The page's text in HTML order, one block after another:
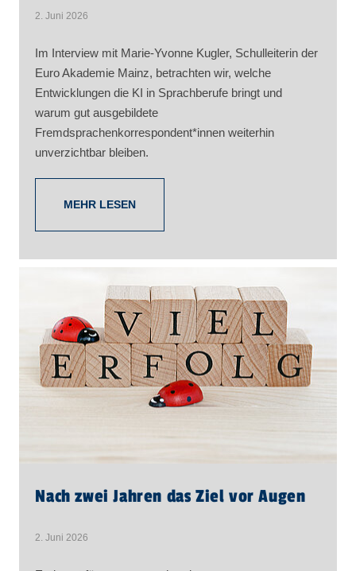
2. Juni 2026
Im Interview mit Marie-Yvonne Kugler, Schulleiterin der
Euro Akademie Mainz, betrachten wir, welche
Entwicklungen die KI in Sprachberufe bringt und
warum gut ausgebildete
Fremdsprachenkorrespondent*innen weiterhin
unverzichtbar bleiben.
MEHR LESEN
Nach zwei Jahren das Ziel vor Augen
2. Juni 2026